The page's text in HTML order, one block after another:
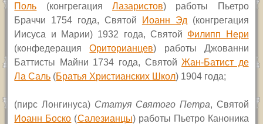
Поль (конгрегация Лазаристов) работы Пьетро
Браччи 1754 года, Святой
Иоанн Эд (конгрегация
Иисуса и Марии) 1932 года, Святой Филипп Нери
(конфедерацияОриторианцев) работы Джованни
Баттисты Майни 1734 года, СвятойЖан-Батист де
Ла Саль (Братья Христианских Школ) 1904 года;
(пирс Лонгинуса) Статуя Святого Петра, Святой
Иоанн Боско (Салезианцы) работы Пьетро Каноника